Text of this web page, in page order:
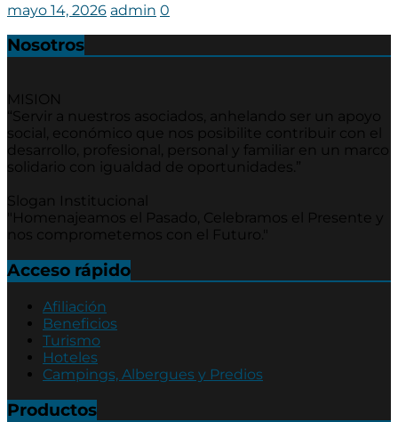
mayo 14, 2026 admin 0
Nosotros
MISION
“Servir a nuestros asociados, anhelando ser un apoyo
social, económico que nos posibilite contribuir con el
desarrollo, profesional, personal y familiar en un marco
solidario con igualdad de oportunidades.”
Slogan Institucional
"Homenajeamos el Pasado, Celebramos el Presente y
nos comprometemos con el Futuro."
Acceso rápido
Afiliación
Beneficios
Turismo
Hoteles
Campings, Albergues y Predios
Productos